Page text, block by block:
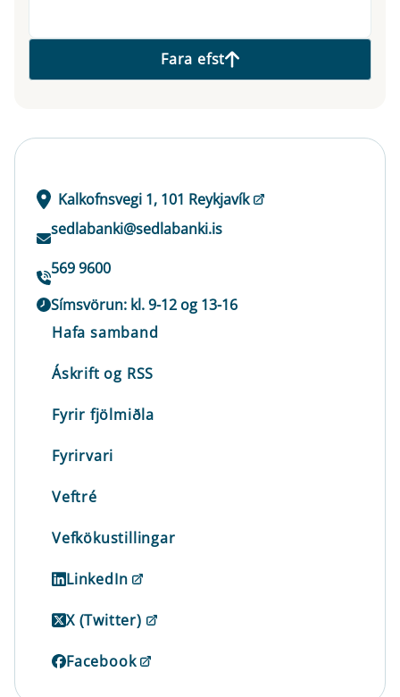
Fara efst
Kalkofnsvegi 1, 101 Reykjavík
sedlabanki@sedlabanki.is
569 9600
Símsvörun: kl. 9-12 og 13-16
Hafa samband
Áskrift og RSS
Fyrir fjölmiðla
Fyrirvari
Veftré
Vefkökustillingar
LinkedIn
X (Twitter)
Facebook